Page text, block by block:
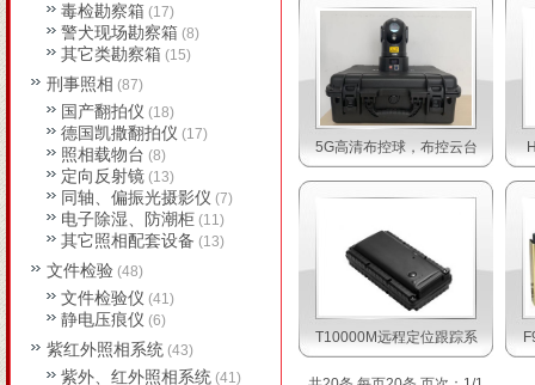
5G高清布控球，布控云台
T10000M远程定位跟踪系
毒检勘察箱 (17)
警犬现场勘察箱 (8)
其它类勘察箱 (15)
刑事照相 (87)
国产翻拍仪 (18)
德国凯撒翻拍仪 (17)
照相载物台 (8)
定向反射镜 (13)
同轴、偏振光摄影仪 (7)
电子除湿、防潮柜 (11)
其它照相配套设备 (13)
文件检验 (48)
文件检验仪 (41)
静电压痕仪 (6)
紫红外照相系统 (43)
紫外、红外照相系统 (41)